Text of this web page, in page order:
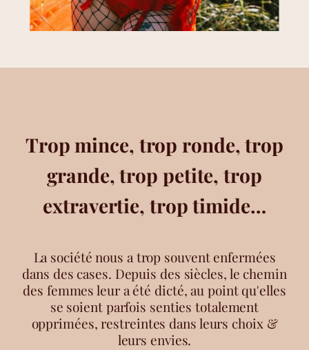
Trop mince, trop ronde, trop
grande, trop petite, trop
extravertie, trop timide…
La société nous a trop souvent enfermées
dans des cases. Depuis des siècles, le chemin
des femmes leur a été dicté, au point qu'elles
se soient parfois senties totalement
opprimées, restreintes dans leurs choix &
leurs envies.